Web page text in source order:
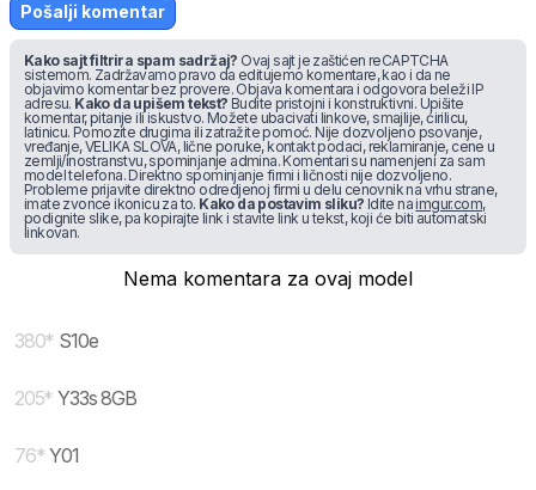
Pošalji komentar
Kako sajt filtrira spam sadržaj? Ovaj sajt je zaštićen reCAPTCHA
sistemom. Zadržavamo pravo da editujemo komentare, kao i da ne
objavimo komentar bez provere. Objava komentara i odgovora beleži IP
adresu. Kako da upišem tekst? Budite pristojni i konstruktivni. Upišite
komentar, pitanje ili iskustvo. Možete ubacivati linkove, smajlije, ćirilicu,
latinicu. Pomozite drugima ili zatražite pomoć. Nije dozvoljeno psovanje,
vređanje, VELIKA SLOVA, lične poruke, kontakt podaci, reklamiranje, cene u
zemlji/inostranstvu, spominjanje admina. Komentari su namenjeni za sam
model telefona. Direktno spominjanje firmi i ličnosti nije dozvoljeno.
Probleme prijavite direktno odredjenoj firmi u delu cenovnik na vrhu strane,
imate zvonce ikonicu za to. Kako da postavim sliku? Idite na imgur.com,
podignite slike, pa kopirajte link i stavite link u tekst, koji će biti automatski
linkovan.
Nema komentara za ovaj model
380* S10e
205* Y33s 8GB
76* Y01